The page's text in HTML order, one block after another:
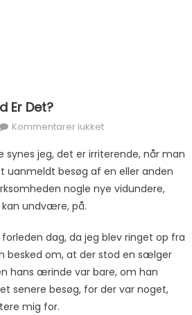
Er Det?
Kommentarer lukkettil Kassevasker?
jeg, det er irriterende, når man
uanmeldt besøg af en eller anden
nogle nye vidundere,
undvære, på.
dag, da jeg blev ringet op fra
besked om, at der stod en sælger
hans ærinde var bare, om han
senere besøg, for der var noget,
mig for.